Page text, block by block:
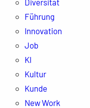
Führung
Innovation
Job
KI
Kultur
Kunde
New Work